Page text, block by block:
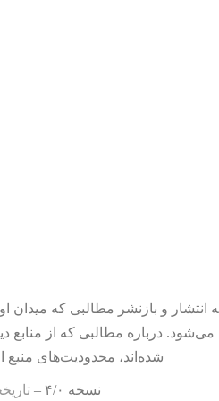
انتشار و بازنشر مطالبی که میدان
درباره مطالبی که از منابع
شده‌اند، محدودیت‌های منبع
نسخه ۴/۰ –